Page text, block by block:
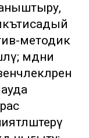
методик
мәдәни